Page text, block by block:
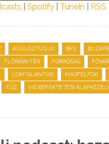
Spotify TuneIn RSS
, AUGUSZTUS 20 , BKV ,
FLÓRIÁN-TÉR , FORRÓSÁG ,
, LOMTALANÍTÁS , MÁSFÉLFOK ,
TŰZ , VIG BEFEKTETÉSI